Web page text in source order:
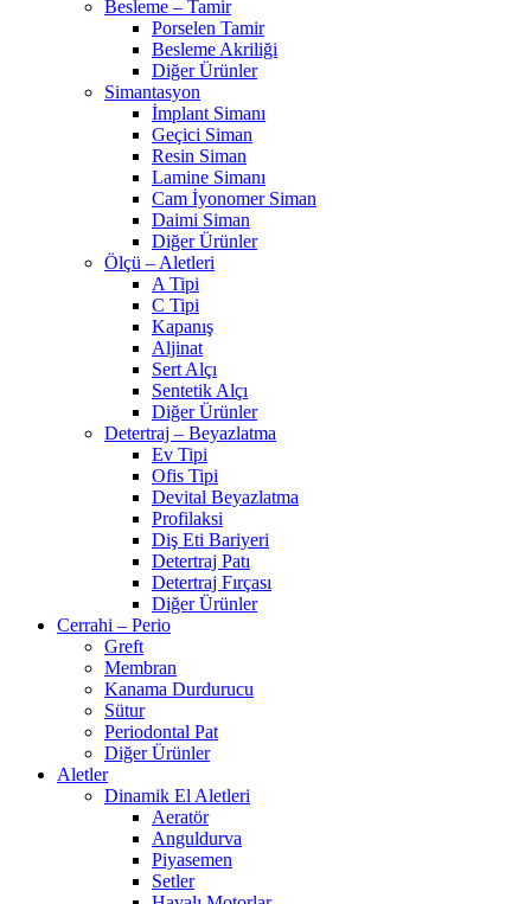
Besleme – Tamir
Porselen Tamir
Besleme Akriliği
Diğer Ürünler
Simantasyon
İmplant Simanı
Geçici Siman
Resin Siman
Lamine Simanı
Cam İyonomer Siman
Daimi Siman
Diğer Ürünler
Ölçü – Aletleri
A Tipi
C Tipi
Kapanış
Aljinat
Sert Alçı
Sentetik Alçı
Diğer Ürünler
Detertraj – Beyazlatma
Ev Tipi
Ofis Tipi
Devital Beyazlatma
Profilaksi
Diş Eti Bariyeri
Detertraj Patı
Detertraj Fırçası
Diğer Ürünler
Cerrahi – Perio
Greft
Membran
Kanama Durdurucu
Sütur
Periodontal Pat
Diğer Ürünler
Aletler
Dinamik El Aletleri
Aeratör
Anguldurva
Piyasemen
Setler